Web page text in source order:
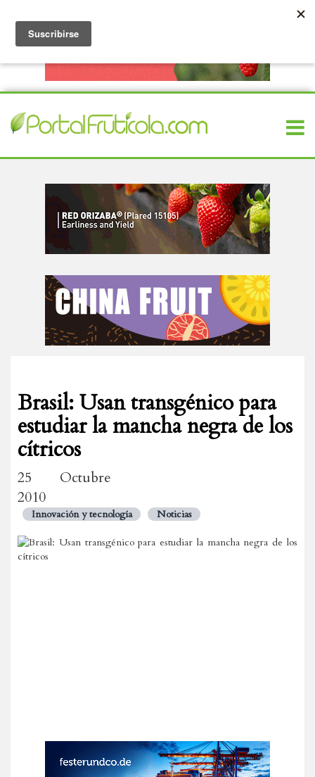
Brasil: Usan transgénico para
estudiar la mancha negra de los
cítricos
25 Octubre
2010
Innovación y tecnología Noticias